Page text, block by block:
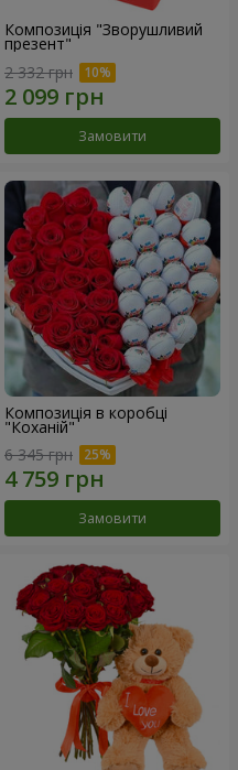
Композиція "Зворушливий
презент"
2 332 грн
Замовити
Композиція в коробці
"Коханій"
6 345 грн
Замовити